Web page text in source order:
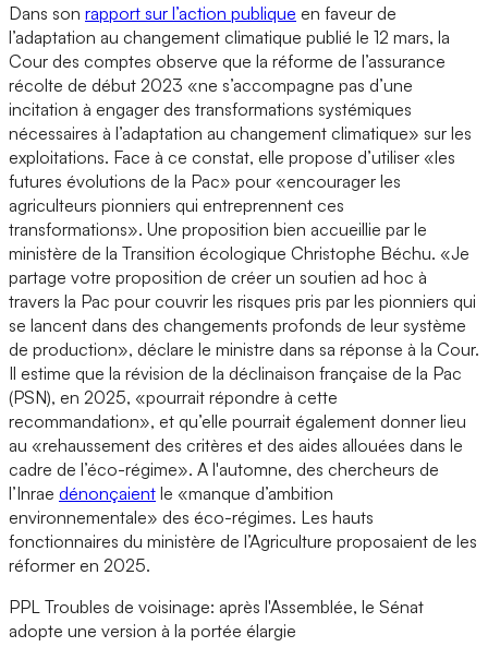
Dans son rapport sur l’action publique en faveur de
l’adaptation au changement climatique publié le 12 mars, la
Cour des comptes observe que la réforme de l’assurance
récolte de début 2023 «ne s’accompagne pas d’une
incitation à engager des transformations systémiques
nécessaires à l’adaptation au changement climatique» sur les
exploitations. Face à ce constat, elle propose d’utiliser «les
futures évolutions de la Pac» pour «encourager les
agriculteurs pionniers qui entreprennent ces
transformations». Une proposition bien accueillie par le
ministère de la Transition écologique Christophe Béchu. «Je
partage votre proposition de créer un soutien ad hoc à
travers la Pac pour couvrir les risques pris par les pionniers qui
se lancent dans des changements profonds de leur système
de production», déclare le ministre dans sa réponse à la Cour.
Il estime que la révision de la déclinaison française de la Pac
(PSN), en 2025, «pourrait répondre à cette
recommandation», et qu’elle pourrait également donner lieu
au «rehaussement des critères et des aides allouées dans le
cadre de l’éco-régime». A l'automne, des chercheurs de
l’Inrae dénonçaient le «manque d’ambition
environnementale» des éco-régimes. Les hauts
fonctionnaires du ministère de l’Agriculture proposaient de les
réformer en 2025.
PPL Troubles de voisinage: après l'Assemblée, le Sénat
adopte une version à la portée élargie